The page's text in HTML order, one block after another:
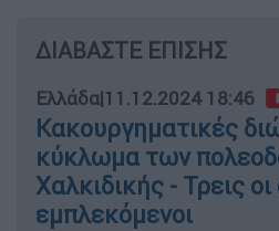
ΔΙΑΒΑΣΤΕ ΕΠΙΣΗΣ
Ελλάδα|11.12.2024 18:46
Κακουργηματικές
κύκλωμα των
Χαλκιδικής - Τρεις
εμπλεκόμενοι